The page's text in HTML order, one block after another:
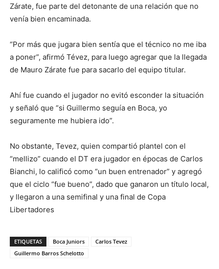
Zárate, fue parte del detonante de una relación que no
venía bien encaminada.
“Por más que jugara bien sentía que el técnico no me iba
a poner”, afirmó Tévez, para luego agregar que la llegada
de Mauro Zárate fue para sacarlo del equipo titular.
Ahí fue cuando el jugador no evitó esconder la situación
y señaló que “si Guillermo seguía en Boca, yo
seguramente me hubiera ido”.
No obstante, Tevez, quien compartió plantel con el
“mellizo” cuando el DT era jugador en épocas de Carlos
Bianchi, lo calificó como “un buen entrenador” y agregó
que el ciclo “fue bueno”, dado que ganaron un título local,
y llegaron a una semifinal y una final de Copa
Libertadores
ETIQUETAS Boca Juniors
Carlos Tevez
Guillermo Barros Schelotto